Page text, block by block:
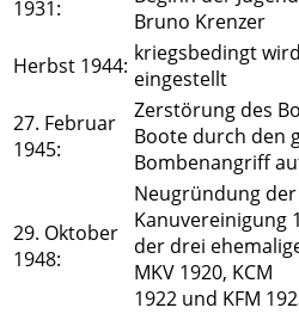
1931:
Bruno Krenzer
Herbst 1944: kriegsbedingt
eingestellt
27. Februar
1945:
Zerstörung des
Boote durch den
Bombenangriff
29. Oktober
1948:
Neugründung der
Kanuvereinigung
der drei
MKV 1920, KCM
1922 und KFM